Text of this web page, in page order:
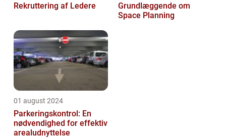
Rekruttering af Ledere
Grundlæggende om
Space Planning
01 august 2024
Parkeringskontrol: En
nødvendighed for effektiv
arealudnyttelse